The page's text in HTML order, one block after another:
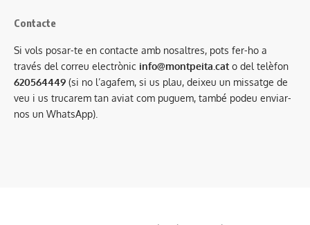
Contacte
Si vols posar-te en contacte amb nosaltres, pots fer-ho a
través del correu electrònic info@montpeita.cat o del telèfon
620564449 (si no l’agafem, si us plau, deixeu un missatge de
veu i us trucarem tan aviat com puguem, també podeu enviar-
nos un WhatsApp).